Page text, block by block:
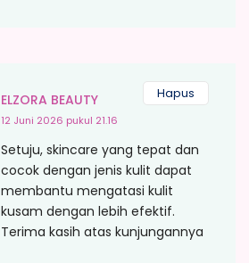
ELZORA BEAUTY
12 Juni 2026 pukul 21.16
Setuju, skincare yang tepat dan
cocok dengan jenis kulit dapat
membantu mengatasi kulit
kusam dengan lebih efektif.
Terima kasih atas kunjungannya
Hapus